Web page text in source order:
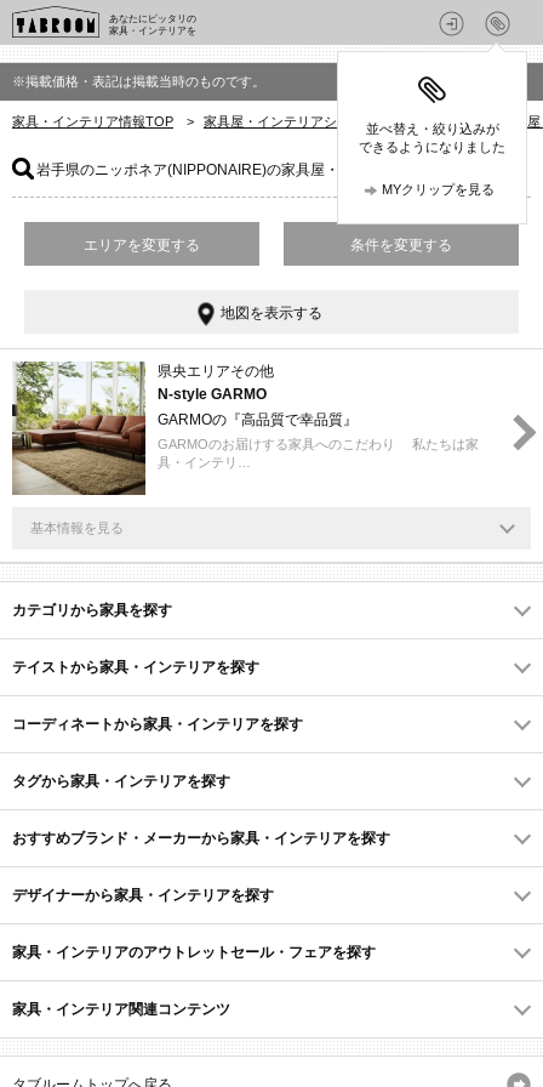
あなたにピッタリの
家具・インテリアを
並べ替え・絞り込みが
できるようになりました
MYクリップを見る
※掲載価格・表記は掲載当時のものです。
家具・インテリア情報TOP > 家具屋・インテリアショップを探す > 岩手県の家具
岩手県のニッポネア(NIPPONAIRE)の家具屋・インテリアショップ
エリアを変更する 条件を変更する
地図を表示する
県央エリアその他
N-style GARMO
GARMOの『高品質で幸品質』
GARMOのお届けする家具へのこだわり 私たちは家
具・インテリ…
基本情報を見る
カテゴリから家具を探す
テイストから家具・インテリアを探す
コーディネートから家具・インテリアを探す
タグから家具・インテリアを探す
おすすめブランド・メーカーから家具・インテリアを探す
デザイナーから家具・インテリアを探す
家具・インテリアのアウトレットセール・フェアを探す
家具・インテリア関連コンテンツ